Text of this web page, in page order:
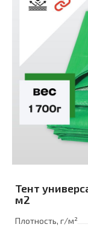
Тент
м2
Плотность, г/м²